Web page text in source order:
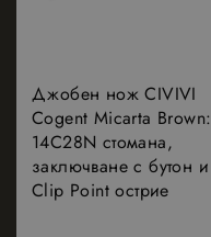
Джобен нож CIVIVI
Cogent Micarta Brown:
14C28N стомана,
заключване с бутон и
Clip Point острие